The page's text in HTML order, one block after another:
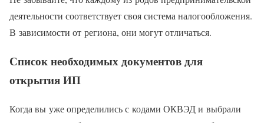
деятельности соответствует своя система налогообложения.
В зависимости от региона, они могут отличаться.
Список необходимых документов для
открытия ИП
Когда вы уже определились с кодами ОКВЭД и выбрали